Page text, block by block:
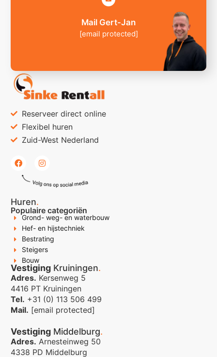
Reserveer direct online
Flexibel huren
Zuid-West Nederland
Huren.
Populaire categoriën
Grond- weg- en waterbouw
Hef- en hijstechniek
Bestrating
Steigers
Bouw
Vestiging Kruiningen.
Adres. Kersenweg 5
4416 PT Kruiningen
Tel. +31 (0) 113 506 499
Mail. [email protected]
Vestiging Middelburg.
Adres. Arnesteinweg 50
4338 PD Middelburg
Mail Gert-Jan
[email protected]